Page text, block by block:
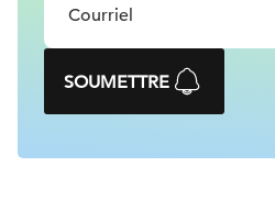
SOUMETTRE